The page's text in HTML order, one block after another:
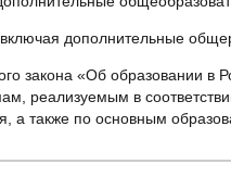
дополнительные
закона «Об образовании в
реализуемым в
а также по основным